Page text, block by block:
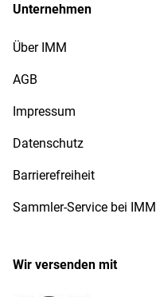
Unternehmen
Über IMM
AGB
Impressum
Datenschutz
Barrierefreiheit
Sammler-Service bei IMM
Wir versenden mit